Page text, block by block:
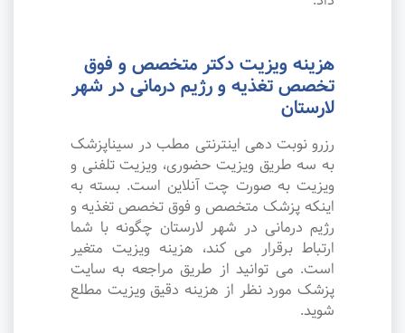
هزینه ویزیت دکتر متخصص و فوق
تخصص تغذیه و رژیم درمانی در شهر
لارستان
رزرو نوبت دهی اینترنتی مطب در سیناپزشک
به سه طریق ویزیت حضوری، ویزیت تلفنی و
ویزیت به صورت چت آنلاین است. بسته به
اینکه پزشک متخصص و فوق تخصص تغذیه و
رژیم درمانی در شهر لارستان چگونه با شما
ارتباط برقرار می کند، هزینه ویزیت متغیر
است. می توانید از طریق مراجعه به سایت
پزشک مورد نظر از هزینه دقیق ویزیت مطلع
شوید.